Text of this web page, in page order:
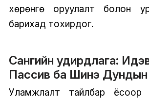
хөрөнгө оруулалт болон
барихад тохирдог.
Сангийн удирдлага:
Пассив ба Шинэ
Уламжлалт тайлбар ёсоор